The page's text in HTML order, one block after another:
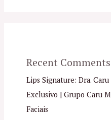
Recent Comments
Lips Signature: Dra.
Exclusivo | Grupo Caru
Faciais